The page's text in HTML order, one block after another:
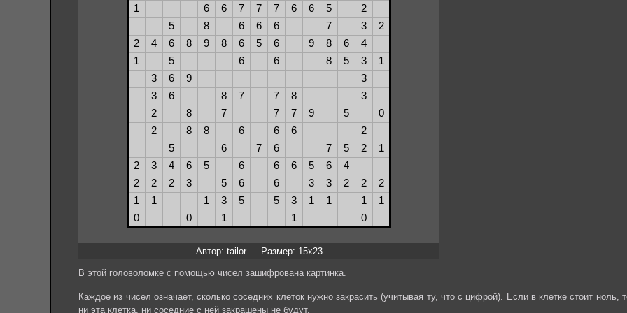
Автор: tailor — Размер: 15x23
В этой головоломке с помощью чисел зашифрована картинка.
Каждое из чисел означает, сколько соседних клеток нужно закрасить (учитывая ту, что с цифрой). Если в клетке стоит ноль,
ни эта клетка, ни соседние с ней закрашены не будут.